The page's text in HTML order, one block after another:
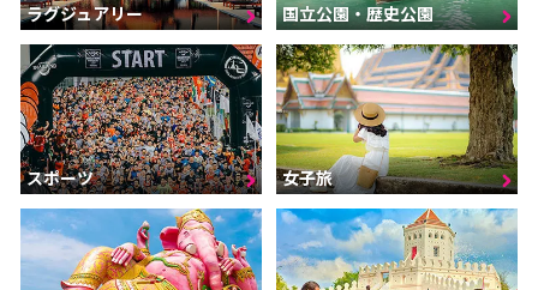
ラグジュアリー 国立公園・歴史公園
スポーツ 女子旅